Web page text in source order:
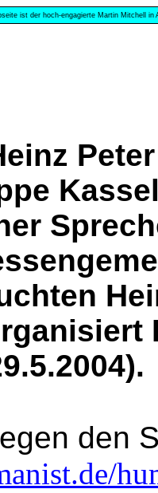
ist der hoch-engagierte Martin Mitchell
den